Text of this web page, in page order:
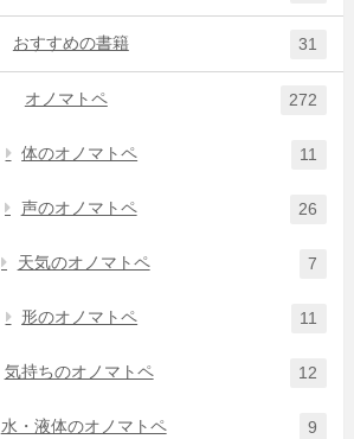
おすすめの書籍 31
オノマトペ 272
体のオノマトペ 11
声のオノマトペ 26
天気のオノマトペ 7
形のオノマトペ 11
気持ちのオノマトペ 12
水・液体のオノマトペ 9